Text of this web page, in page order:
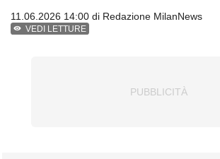
11.06.2026 14:00 di Redazione MilanNews
VEDI LETTURE